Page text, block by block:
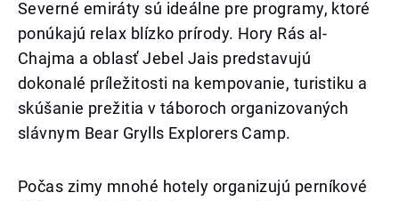
Severné emiráty sú ideálne pre programy, ktoré
ponúkajú relax blízko prírody. Hory Rás al-
Chajma a oblasť Jebel Jais predstavujú
dokonalé príležitosti na kempovanie, turistiku a
skúšanie prežitia v táboroch organizovaných
slávnym Bear Grylls Explorers Camp.
Počas zimy mnohé hotely organizujú perníkové